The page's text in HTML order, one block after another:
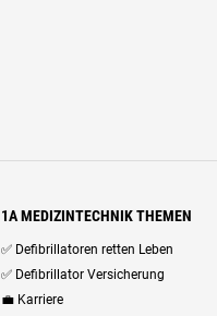
1A MEDIZINTECHNIK THEMEN
✅ Defibrillatoren retten Leben
✅ Defibrillator Versicherung
💼 Karriere